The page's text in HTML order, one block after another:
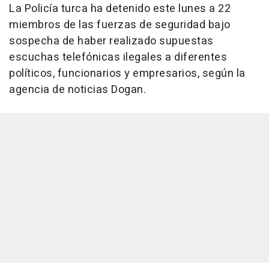
La Policía turca ha detenido este lunes a 22
miembros de las fuerzas de seguridad bajo
sospecha de haber realizado supuestas
escuchas telefónicas ilegales a diferentes
políticos, funcionarios y empresarios, según la
agencia de noticias Dogan.